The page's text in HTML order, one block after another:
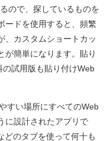
ので、探しているものを
ードを使用すると、頻繁
、カスタムショートカッ
が簡単になります。貼り
試用版も貼り付けWeb
すい場所にすべてのWeb
に設計されたアプリで
どのタブを使って何十も